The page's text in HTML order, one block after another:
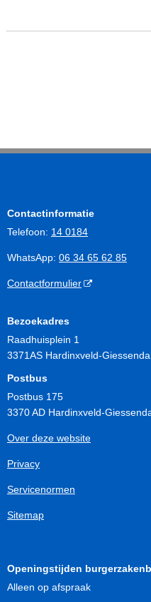
Contactinformatie
Telefoon: 14 0184
WhatsApp: 06 34 65 62 85
Contactformulier
Bezoekadres
Raadhuisplein 1
3371AS Hardinxveld-
Postbus
Postbus 175
3370 AD Hardinxveld-
Over deze website
Privacy
Servicenormen
Sitemap
Openingstijden
Alleen op afspraak